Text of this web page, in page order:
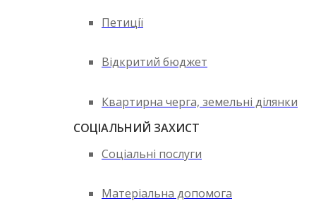
Петиції
Відкритий бюджет
Квартирна черга, земельні ділянки
СОЦІАЛЬНИЙ ЗАХИСТ
Соціальні послуги
Матеріальна допомога